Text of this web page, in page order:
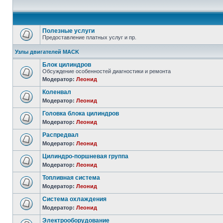
Полезные услуги
Предоставление платных услуг и пр.
Узлы двигателей MACK
Блок цилиндров
Обсуждение особенностей диагностики и ремонта
Модератор: Леонид
Коленвал
Модератор: Леонид
Головка блока цилиндров
Модератор: Леонид
Распредвал
Модератор: Леонид
Цилиндро-поршневая группа
Модератор: Леонид
Топливная система
Модератор: Леонид
Система охлаждения
Модератор: Леонид
Электрооборудование